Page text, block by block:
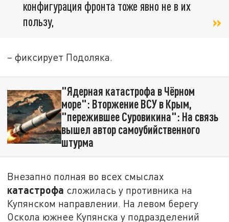
конфигурация фронта тоже явно не в их
пользу,
– фиксирует Подоляка.
"Ядерная катастрофа в Чёрном
море": Вторжение ВСУ в Крым,
"пережившее Суровикина": На связь
вышел автор самоубийственного
штурма
Внезапно полная во всех смыслах
катастрофа сложилась у противника на
Купянском направлении. На левом берегу
Оскола южнее Купянска у подразделений